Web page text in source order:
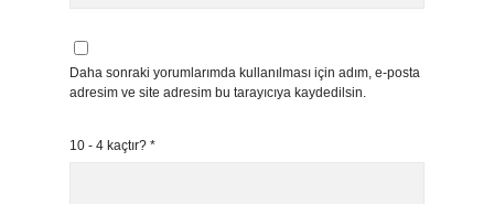
Daha sonraki yorumlarımda kullanılması için adım, e-posta
adresim ve site adresim bu tarayıcıya kaydedilsin.
10 - 4 kaçtır? *